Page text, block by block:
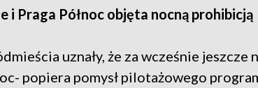
i Praga Północ objęta nocną prohibicją
uznały, że za wcześnie jeszcze
popiera pomysł pilotażowego